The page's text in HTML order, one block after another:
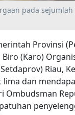
pada sejumlah
Provinsi
(Karo)
Riau,
dan
Ombudsman